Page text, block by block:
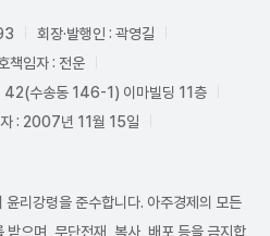
회장·발행인 : 곽영길
책임자 : 전운
42(수송동 146-1) 이마빌딩 11층
: 2007년 11월 15일
리강령을 준수합니다. 아주경제의 모든
받으며, 무단전재, 복사, 배포 등을 금지합